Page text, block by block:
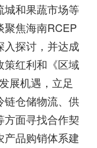
城和果蔬市场等
聚焦海南RCEP
入探讨，并达成
策红利和《区域
展机遇，立足
链仓储物流、供
方面寻找合作契
产品购销体系建